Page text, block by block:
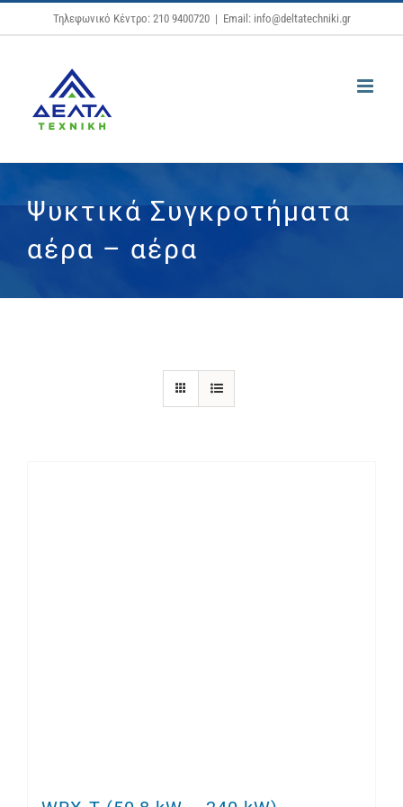
Μετάβαση
στο
Τηλεφωνικό Κέντρο: 210 9400720 | Email: info@deltatechniki.gr
Ψυκτικά Συγκροτήματα
αέρα – αέρα